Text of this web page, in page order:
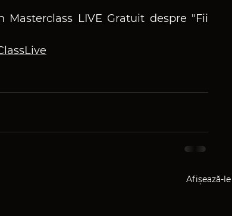
LIVE Gratuit despre "Fii
Afișează-